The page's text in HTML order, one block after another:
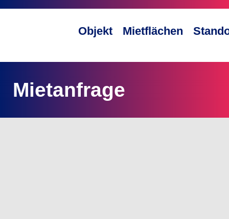
Objekt Mietflächen
Mietanfrage